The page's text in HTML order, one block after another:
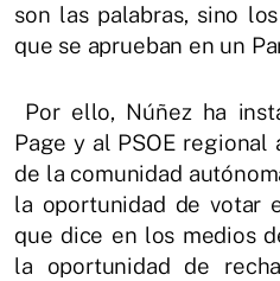
son las palabras, sino
que se aprueban en un
Por ello, Núñez ha
Page y al PSOE regional
de la comunidad
la oportunidad de votar
que dice en los medios
la oportunidad de